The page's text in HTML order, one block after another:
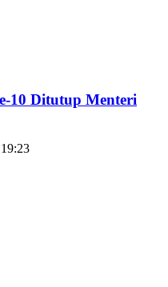
10 Ditutup Menteri